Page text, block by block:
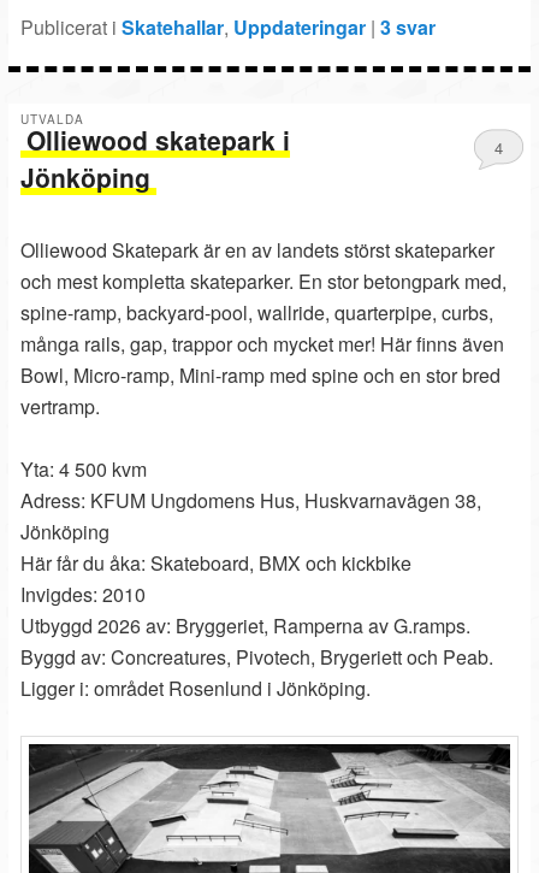
Publicerat i Skatehallar, Uppdateringar |3svar
Olliewood skatepark i
Jönköping
UTVALDA
4
Olliewood Skatepark är en av landets störst skateparker
och mest kompletta skateparker. En stor betongpark med,
spine-ramp, backyard-pool, wallride, quarterpipe, curbs,
många rails, gap, trappor och mycket mer! Här finns även
Bowl, Micro-ramp, Mini-ramp med spine och en stor bred
vertramp.
Yta: 4 500 kvm
Adress: KFUM Ungdomens Hus, Huskvarnavägen 38,
Jönköping
Här får du åka: Skateboard, BMX och kickbike
Invigdes: 2010
Utbyggd 2026 av: Bryggeriet, Ramperna av G.ramps.
Byggd av: Concreatures, Pivotech, Brygeriett och Peab.
Ligger i: området Rosenlund i Jönköping.